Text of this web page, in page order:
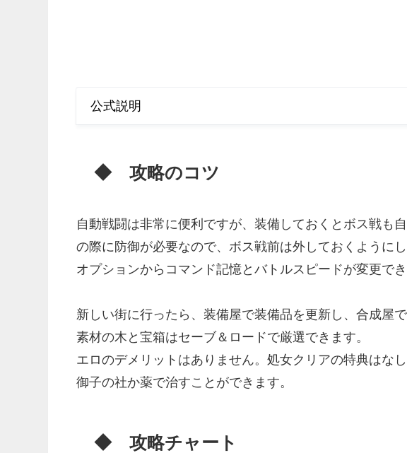
公式説明
◆ 攻略のコツ
自動戦闘は非常に便利ですが、装備しておくとボス戦も
の際に防御が必要なので、ボス戦前は外しておくようにし
オプションからコマンド記憶とバトルスピードが変更でき
新しい街に行ったら、装備屋で装備品を更新し、合成屋
素材の木と宝箱はセーブ＆ロードで厳選できます。
エロのデメリットはありません。処女クリアの特典はな
御子の社か薬で治すことができます。
◆ 攻略チャート